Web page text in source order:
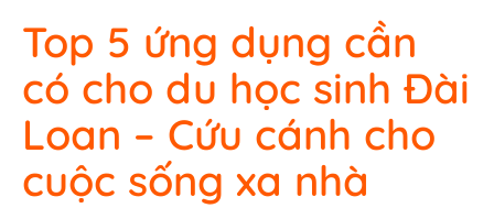
Top 5 ứng dụng cần
có cho du học sinh Đài
Loan – Cứu cánh cho
cuộc sống xa nhà